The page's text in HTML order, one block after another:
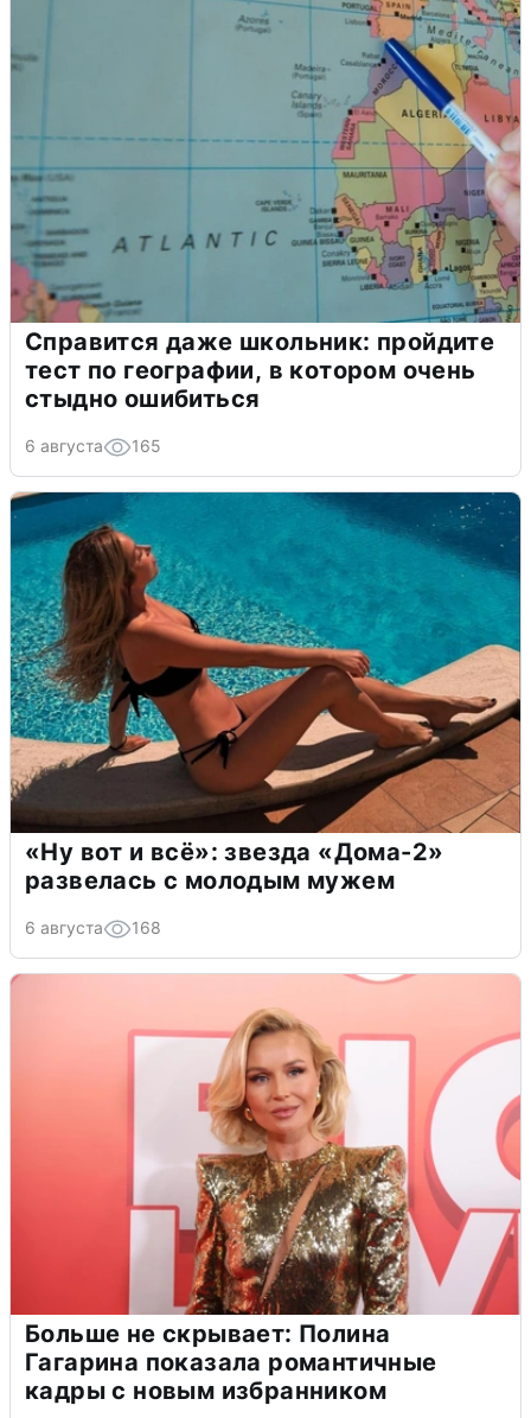
Справится даже школьник: пройдите
тест по географии, в котором очень
стыдно ошибиться
6 августа 165
«Ну вот и всё»: звезда «Дома-2»
развелась с молодым мужем
6 августа 168
Больше не скрывает: Полина
Гагарина показала романтичные
кадры с новым избранником